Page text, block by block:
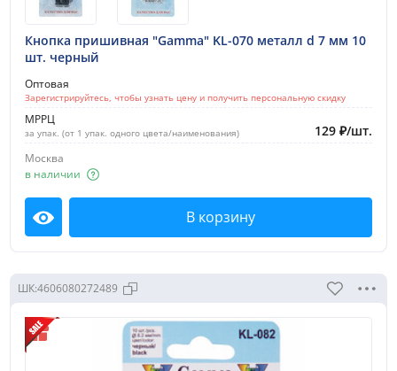
Кнопка пришивная "Gamma" KL-070 металл d 7 мм 10
шт. черный
Оптовая
Зарегистрируйтесь, чтобы узнать цену и получить персональную скидку
МРРЦ
за упак. (от 1 упак. одного цвета/наименования) 129 ₽/шт.
Москва
в наличии
Посмотреть В корзину
ШК:4606080272489